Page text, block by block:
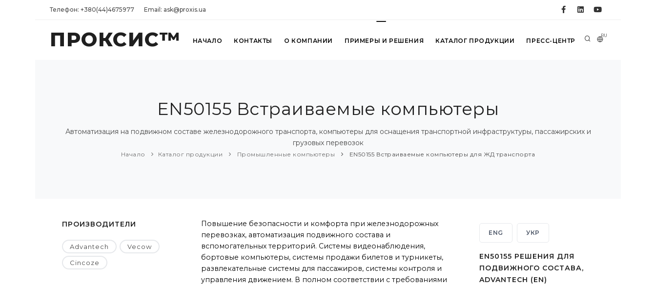
Телефон: +380(44)4675977 Email: ask@proxis.ua
ПРОКСИС™ RU
НАЧАЛО КОНТАКТЫ О КОМПАНИИ ПРИМЕРЫ И РЕШЕНИЯ КАТАЛОГ ПРОДУКЦИИ ПРЕСС-ЦЕНТР
EN50155 Встраиваемые компьютеры
Автоматизация на подвижном составе железнодорожного транспорта, компьютеры для оснащения транспортной инфраструктуры, пассажирских и
грузовых перевозок
Начало Каталог продукции Промышленные компьютеры EN50155 Встраиваемые компьютеры для ЖД транспорта
ПРОИЗВОДИТЕЛИ
Advantech Vecow
Cincoze
Повышение безопасности и комфорта при железнодорожных
перевозках, автоматизация подвижного состава и
вспомогательных территорий. Системы видеонаблюдения,
бортовые компьютеры, системы продажи билетов и турникеты,
развлекательные системы для пассажиров, системы контроля и
управления движением. В полном соответствии с требованиями
ENG УКР
EN50155 РЕШЕНИЯ ДЛЯ
ПОДВИЖНОГО СОСТАВА,
ADVANTECH (EN)